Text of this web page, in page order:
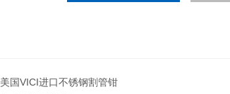
美国VICI进口不锈钢割管钳